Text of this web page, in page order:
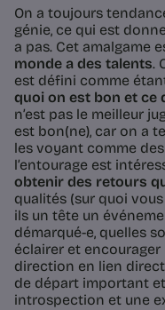
On a toujours
génie, ce qui est
a pas. Cet amalgame
monde a des talents.
est défini comme
quoi on est bon et ce
n’est pas le meilleur
est bon(ne), car on a
les voyant comme des
l’entourage est
obtenir des retours
qualités (sur quoi
ils un tête un
démarqué-e, quelles
éclairer et
direction en lien direct
de départ important
introspection et une